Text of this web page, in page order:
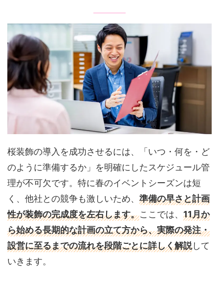
桜装飾の導入を成功させるには、「いつ・何を・ど
のように準備するか」を明確にしたスケジュール管
理が不可欠です。特に春のイベントシーズンは短
く、他社との競争も激しいため、 準備の早さと計画
性が装飾の完成度を左右します。ここでは、 11月か
ら始める長期的な計画の立て方から、実際の発注・
設営に至るまでの流れを段階ごとに詳しく解説して
いきます。